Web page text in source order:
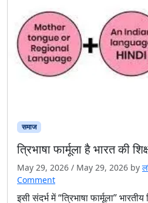
समाज
त्रिभाषा फार्मूला है भारत की
May 29, 2026 / May 29, 2026 by
Comment
इसी संदर्भ में “त्रिभाषा फार्मूला”